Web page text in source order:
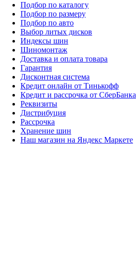
Подбор по каталогу
Подбор по размеру
Подбор по авто
Выбор литых дисков
Индексы шин
Шиномонтаж
Доставка и оплата товара
Гарантия
Дисконтная система
Кредит онлайн от Тинькофф
Кредит и рассрочка от СберБанка
Реквизиты
Дистрибуция
Рассрочка
Хранение шин
Наш магазин на Яндекс Маркете